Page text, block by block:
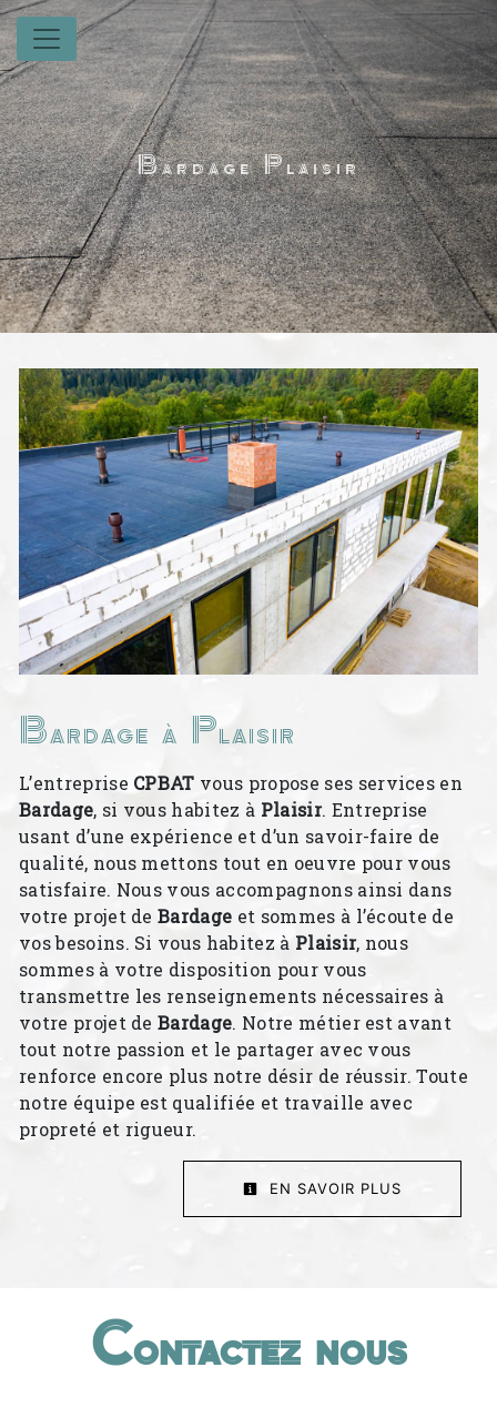
Panneau de gestion des cookies
Bardage Plaisir
Bardage à Plaisir
L’entreprise CPBAT vous propose ses services en
Bardage, si vous habitez à Plaisir. Entreprise
usant d’une expérience et d’un savoir-faire de
qualité, nous mettons tout en oeuvre pour vous
satisfaire. Nous vous accompagnons ainsi dans
votre projet deBardage et sommes à l’écoute de
vos besoins. Si vous habitez à Plaisir, nous
sommes à votre disposition pour vous
transmettre les renseignements nécessaires à
votre projet deBardage. Notre métier est avant
tout notre passion et le partager avec vous
renforce encore plus notre désir de réussir. Toute
notre équipe est qualifiée et travaille avec
propreté et rigueur.
EN SAVOIR PLUS
Contactez nous